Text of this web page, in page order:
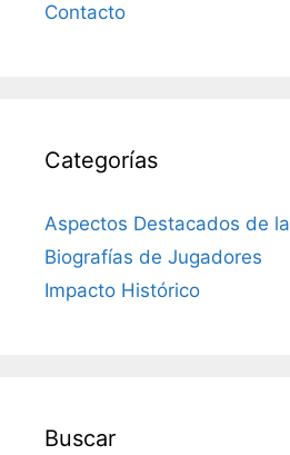
Contacto
Categorías
Aspectos Destacados de
Biografías de Jugadores
Impacto Histórico
Buscar